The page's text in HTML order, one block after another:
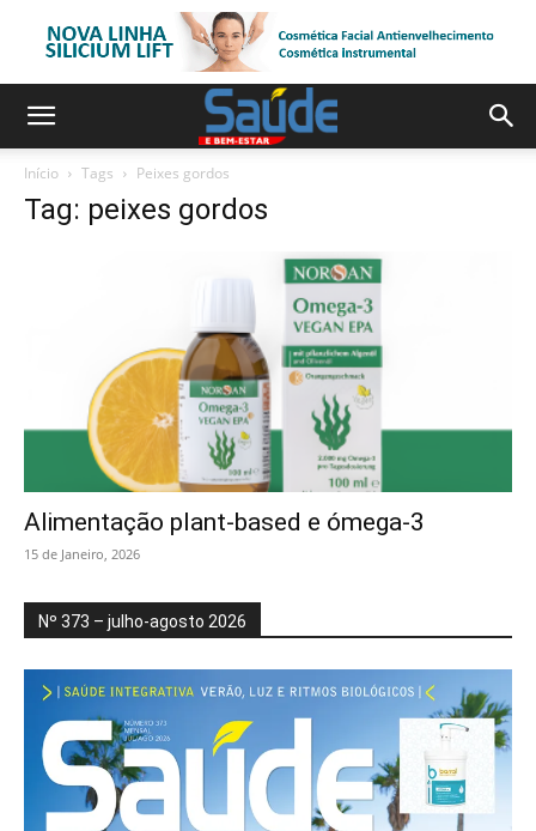
Início Tags Peixes gordos
Tag: peixes gordos
Alimentação plant-based e ómega-3
15 de Janeiro, 2026
Nº 373 – julho-agosto 2026